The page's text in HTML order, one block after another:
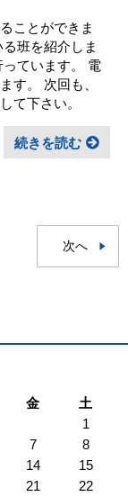
ことができま
班を紹介しま
ています。 電
す。 次回も、
て下さい。
続きを読む
次へ
金
土
1
7
8
14
15
21
22